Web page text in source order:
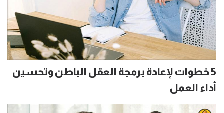
5 خطوات لإعادة برمجة العقل الباطن وتحسين
أداء العمل